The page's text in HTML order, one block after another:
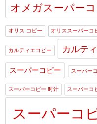
オメガスーパー
オリス コピー オリススーパーコ
カルティエコピー カルテ
スーパーコピー スーパー
スーパーコピー 时计 スーパーコ
スーパーコ